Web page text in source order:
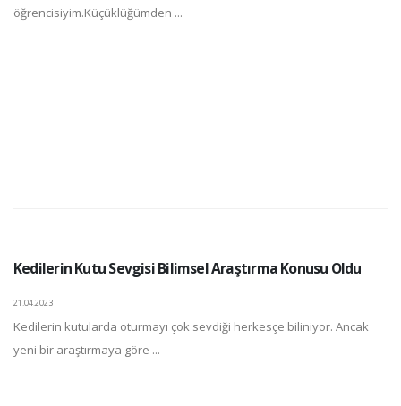
öğrencisiyim.Küçüklüğümden ...
Kedilerin Kutu Sevgisi Bilimsel Araştırma Konusu Oldu
21.04.2023
Kedilerin kutularda oturmayı çok sevdiği herkesçe biliniyor. Ancak
yeni bir araştırmaya göre ...